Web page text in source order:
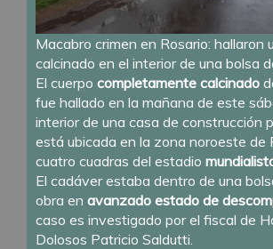
Macabro crimen en Rosario: hallaron
calcinado en el interior de una bolsa
El cuerpo completamente calcinado
fue hallado en la mañana de este
interior de una casa de construcción
está ubicada en la zona noroeste de
cuatro cuadras del estadio
El cadáver estaba dentro de una
obra en avanzado estado de
caso es investigado por el fiscal de
Dolosos Patricio Saldutti.